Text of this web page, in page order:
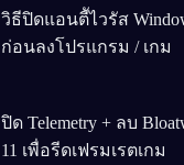
วิธีปิดแอนตีัไวรัส
ก่อนลงโปรแกรม / เกม
ปิด Telemetry + ลบ
11 เพื่อรีดเฟรมเรตเกม